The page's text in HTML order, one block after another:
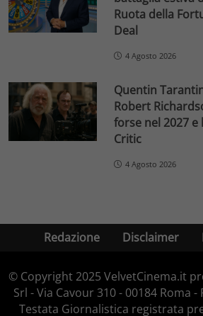
Ruota della
Deal
4 Agosto 2026
Quentin
Robert
forse nel 2027 e
Critic
4 Agosto 2026
Redazione Disclaimer
© Copyright 2025 VelvetCinema.it
Srl - Via Cavour 310 - 00184 Roma -
Testata Giornalistica registrata